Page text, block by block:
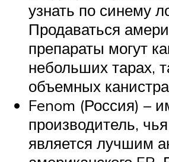
узнать по синему
Продаваться
препараты могут
небольших тарах,
объемных
Fenom (Россия) –
производитель,
является лучшим